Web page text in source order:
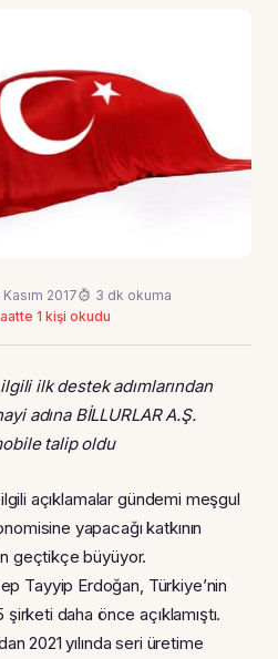
2017
3 dk okuma
1 kişi okudu
ilk destek adımlarından
adına BİLLURLAR A.Ş.
talip oldu
açıklamalar gündemi meşgul
yapacağı katkının
geçtikçe büyüyor.
Tayyip Erdoğan, Türkiye’nin
daha önce açıklamıştı.
2021 yılında seri üretime